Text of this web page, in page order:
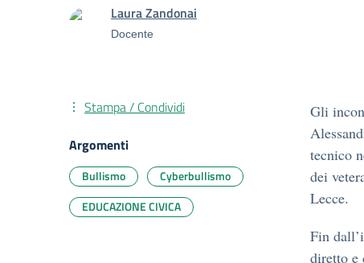
Laura Zandonai
Docente
Gli
tecnico
dei
Lecce.
Fin
diretto e
Stampa / Condividi
Argomenti
Bullismo
Cyberbullismo
EDUCAZIONE CIVICA